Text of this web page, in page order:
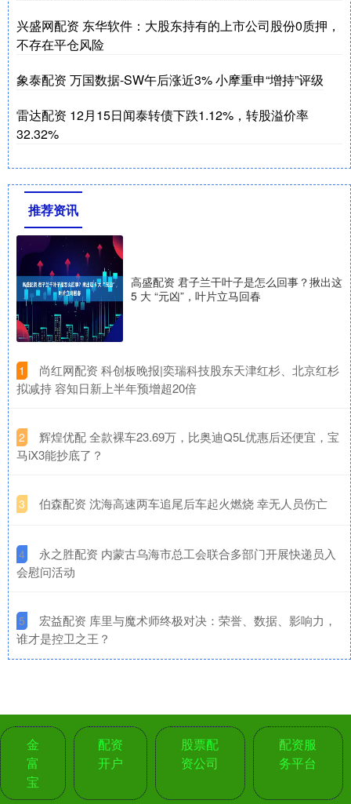
兴盛网配资 东华软件：大股东持有的上市公司股份0质押，
不存在平仓风险
象泰配资 万国数据-SW午后涨近3% 小摩重申“增持”评级
雷达配资 12月15日闻泰转债下跌1.12%，转股溢价率
32.32%
推荐资讯
高盛配资 君子兰干叶子是怎么回事？揪出这
5 大 “元凶”，叶片立马回春
1
​尚红网配资 科创板晚报|奕瑞科技股东天津红杉、北京红杉
拟减持 容知日新上半年预增超20倍
2
​辉煌优配 全款裸车23.69万，比奥迪Q5L优惠后还便宜，宝
马iX3能抄底了？
3 ​伯森配资 沈海高速两车追尾后车起火燃烧 幸无人员伤亡
4
​永之胜配资 内蒙古乌海市总工会联合多部门开展快递员入
会慰问活动
5
​宏益配资 库里与魔术师终极对决：荣誉、数据、影响力，
谁才是控卫之王？
金
富
宝
配资
开户
股票配
资公司
配资服
务平台